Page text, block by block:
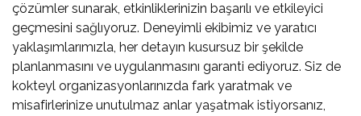
çözümler sunarak, etkinliklerinizin başarılı ve etkileyici
geçmesini sağlıyoruz. Deneyimli ekibimiz ve yaratıcı
yaklaşımlarımızla, her detayın kusursuz bir şekilde
planlanmasını ve uygulanmasını garanti ediyoruz. Siz de
kokteyl organizasyonlarınızda fark yaratmak ve
misafirlerinize unutulmaz anlar yaşatmak istiyorsanız,